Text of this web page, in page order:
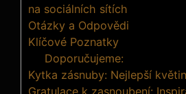
na sociálních sítích
Otázky a Odpovědi
Klíčové Poznatky
Doporučujeme:
Kytka zásnuby: Nejlepší
Gratulace k zasnoubení: